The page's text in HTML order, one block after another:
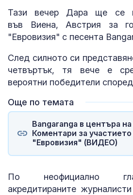
Тази вечер Дара ще се
във Виена, Австрия за
"Евровизия" с песента
След силното си
четвъртък, тя вече е
вероятни победители
Още по темата
Bangaranga в центъра
Коментари за
"Евровизия" (ВИДЕО)
По неофициално
акредитираните